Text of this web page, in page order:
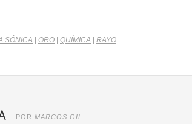
SÓNICA ORO QUÍMICA
RAYO
PORMARCOS GIL